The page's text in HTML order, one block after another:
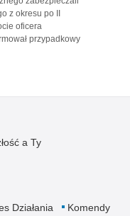
z okresu po II
oficera
przypadkowy
a Ty
Działania
Komendy